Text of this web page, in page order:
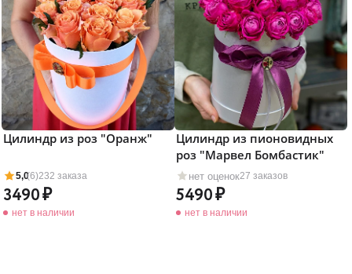
5,0(6)232 заказа
Цилиндр из роз "Оранж"
3490
нет в наличии
нет оценок27 заказов
Цилиндр из пионовидных
роз "Марвел Бомбастик"
5490
нет в наличии